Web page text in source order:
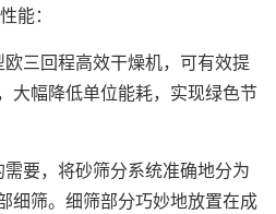
能：
三回程高效干燥机，可有效提
大幅降低单位能耗，实现绿色节
要，将砂筛分系统准确地分为
细筛。细筛部分巧妙地放置在成